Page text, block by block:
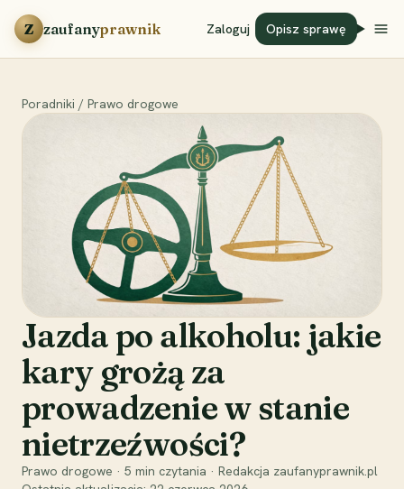
Przejdź do treści
Z zaufanyprawnik Zaloguj Opisz sprawę
Poradniki / Prawo drogowe
Jazda po alkoholu: jakie
kary grożą za
prowadzenie w stanie
nietrzeźwości?
Prawo drogowe · 5 min czytania · Redakcja zaufanyprawnik.pl